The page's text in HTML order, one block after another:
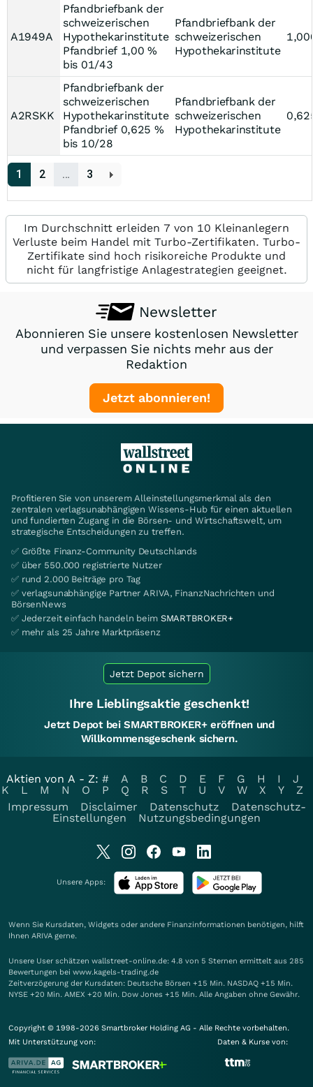
A1949A
Pfandbriefbank der
schweizerischen
Hypothekarinstitute
Pfandbrief 1,00 %
bis 01/43
Pfandbriefbank der
schweizerischen
Hypothekarinstitute
A2RSKK
Pfandbriefbank der
schweizerischen
Hypothekarinstitute
Pfandbrief 0,625 %
bis 10/28
Pfandbriefbank der
schweizerischen
Hypothekarinstitute
1 2 … 3
Im Durchschnitt erleiden 7 von 10 Kleinanlegern
Verluste beim Handel mit Turbo-Zertifikaten. Turbo-
Zertifikate sind hoch risikoreiche Produkte und
nicht für langfristige Anlagestrategien geeignet.
Newsletter
Abonnieren Sie unsere kostenlosen Newsletter
und verpassen Sie nichts mehr aus der
Redaktion
Jetzt abonnieren!
Profitieren Sie von unserem Alleinstellungsmerkmal als den
zentralen verlagsunabhängigen Wissens-Hub für einen aktuellen
und fundierten Zugang in die Börsen- und Wirtschaftswelt, um
strategische Entscheidungen zu treffen.
✅ Größte Finanz-Community Deutschlands
✅ über 550.000 registrierte Nutzer
✅ rund 2.000 Beiträge pro Tag
✅ verlagsunabhängige Partner ARIVA, FinanzNachrichten und
BörsenNews
✅ Jederzeit einfach handeln beim SMARTBROKER+
✅ mehr als 25 Jahre Marktpräsenz
Jetzt Depot sichern
Ihre Lieblingsaktie geschenkt!
Jetzt Depot bei SMARTBROKER+ eröffnen und
Willkommensgeschenk sichern.
Aktien von A - Z: # A B C D E F G H I
J
K
L M N O P Q R S T U V W X Y
Z
Impressum
Disclaimer Datenschutz
Datenschutz-
Einstellungen
Nutzungsbedingungen
Unsere Apps:
Wenn Sie Kursdaten, Widgets oder andere Finanzinformationen benötigen, hilft
Ihnen ARIVA gerne.
Unsere User schätzen wallstreet-online.de: 4.8 von 5 Sternen ermittelt aus 285
Bewertungen bei www.kagels-trading.de
Zeitverzögerung der Kursdaten: Deutsche Börsen +15 Min. NASDAQ +15 Min.
NYSE +20 Min. AMEX +20 Min. Dow Jones +15 Min. Alle Angaben ohne Gewähr.
Copyright © 1998-2026 Smartbroker Holding AG - Alle Rechte vorbehalten.
Mit Unterstützung von:
Daten & Kurse von: